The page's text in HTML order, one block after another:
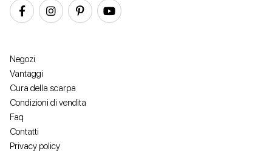
Negozi
Vantaggi
Cura della scarpa
Condizioni di vendita
Faq
Contatti
Privacy policy